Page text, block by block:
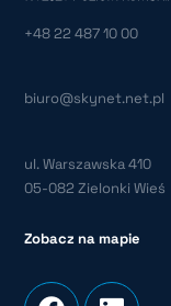
+48 22 487 10 00
biuro@skynet.net.pl
ul. Warszawska 410
05-082 Zielonki Wieś
Zobacz na mapie